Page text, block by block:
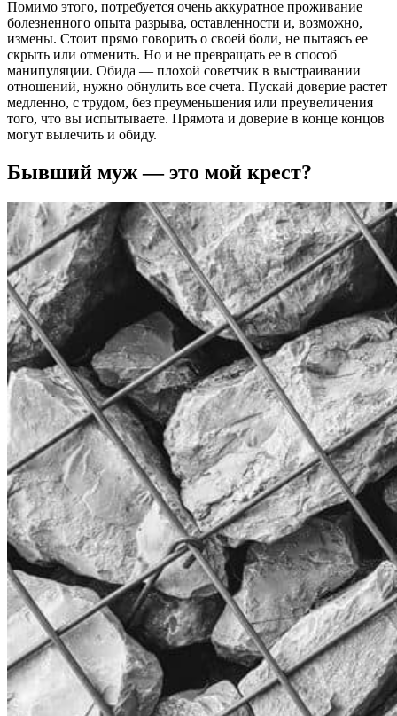
Помимо этого, потребуется очень аккуратное проживание
болезненного опыта разрыва, оставленности и, возможно,
измены. Стоит прямо говорить о своей боли, не пытаясь ее
скрыть или отменить. Но и не превращать ее в способ
манипуляции. Обида — плохой советчик в выстраивании
отношений, нужно обнулить все счета. Пускай доверие растет
медленно, с трудом, без преуменьшения или преувеличения
того, что вы испытываете. Прямота и доверие в конце концов
могут вылечить и обиду.
Бывший муж — это мой крест?